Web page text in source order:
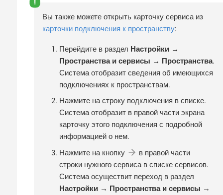
Вы также можете открыть карточку сервиса из
карточки подключения к пространству:
Перейдите в раздел Настройки →
Пространства и сервисы → Пространства.
Система отобразит сведения об имеющихся
подключениях к пространствам.
Нажмите на строку подключения в списке.
Система отобразит в правой части экрана
карточку этого подключения с подробной
информацией о нем.
Нажмите на кнопку
в правой части
строки нужного сервиса в списке сервисов.
Система осуществит переход в раздел
Настройки → Пространства и сервисы →